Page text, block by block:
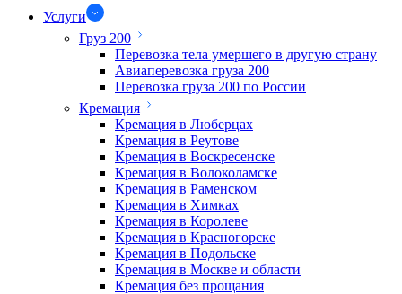
Услуги
Груз 200
Перевозка тела умершего в другую страну
Авиаперевозка груза 200
Перевозка груза 200 по России
Кремация
Кремация в Люберцах
Кремация в Реутове
Кремация в Воскресенске
Кремация в Волоколамске
Кремация в Раменском
Кремация в Химках
Кремация в Королеве
Кремация в Красногорске
Кремация в Подольске
Кремация в Москве и области
Кремация без прощания